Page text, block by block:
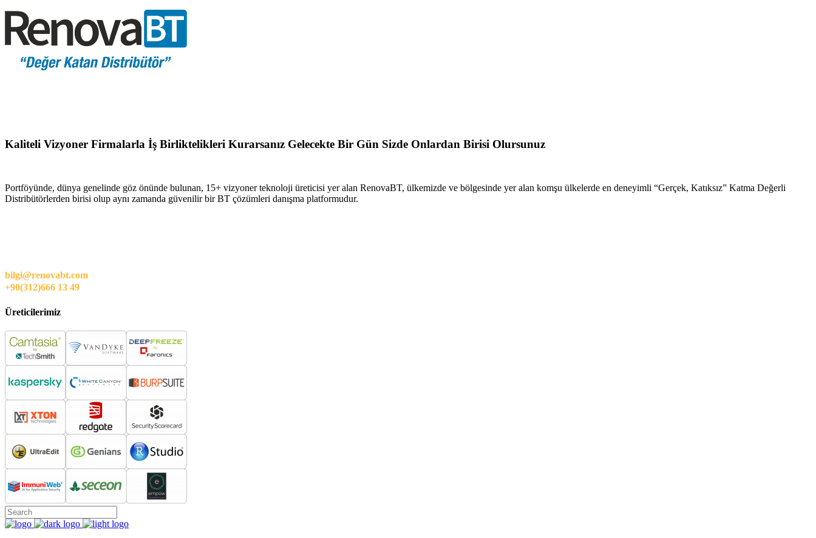
Kaliteli Vizyoner Firmalarla İş Birliktelikleri Kurarsanız Gelecekte Bir Gün Sizde Onlardan Birisi Olursunuz
Portföyünde, dünya genelinde göz önünde bulunan, 15+ vizyoner teknoloji üreticisi yer alan RenovaBT, ülkemizde ve bölgesinde yer alan komşu ülkelerde en deneyimli “Gerçek, Katıksız” Katma Değerli
Distribütörlerden birisi olup aynı zamanda güvenilir bir BT çözümleri danışma platformudur.
bilgi@renovabt.com
+90(312)666 13 49
Üreticilerimiz